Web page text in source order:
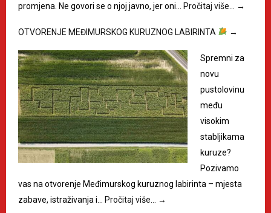
promjena. Ne govori se o njoj javno, jer oni… Pročitaj više… →
OTVORENJE MEĐIMURSKOG KURUZNOG LABIRINTA →
Spremni za
novu
pustolovinu
među
visokim
stabljikama
kuruze?
Pozivamo
vas na otvorenje Međimurskog kuruznog labirinta – mjesta
zabave, istraživanja i… Pročitaj više… →